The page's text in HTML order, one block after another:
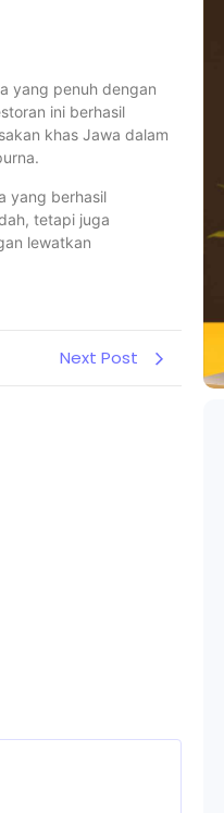
yang penuh dengan
ini berhasil
khas Jawa dalam
yang berhasil
tetapi juga
lewatkan
Next Post